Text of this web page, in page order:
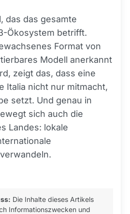
das das gesamte
Ökosystem betrifft.
Format von
Modell anerkannt
zeigt das, dass eine
Italia nicht nur mitmacht,
setzt. Und genau in
sich auch die
Landes: lokale
Die Inhalte dieses Artikels
Informationszwecken und